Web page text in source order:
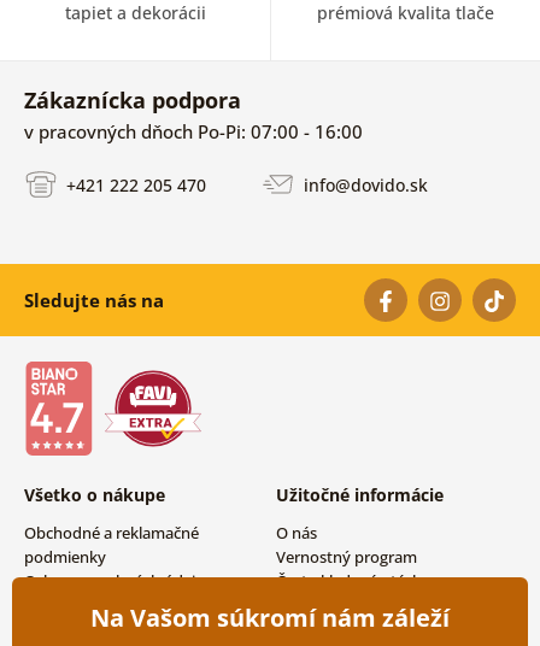
tapiet a dekorácii prémiová kvalita tlače
Zákaznícka podpora
v pracovných dňoch Po-Pi: 07:00 - 16:00
+421 222 205 470 info@dovido.sk
Sledujte nás na
Všetko o nákupe
Obchodné a reklamačné
podmienky
Ochrana osobných údajov
Možnosti dopravy a platby
Vrátenie tovaru
Užitočné informácie
O nás
Vernostný program
Často kladené otázky
Magazín
Kontakty
Na Vašom súkromí nám záleží